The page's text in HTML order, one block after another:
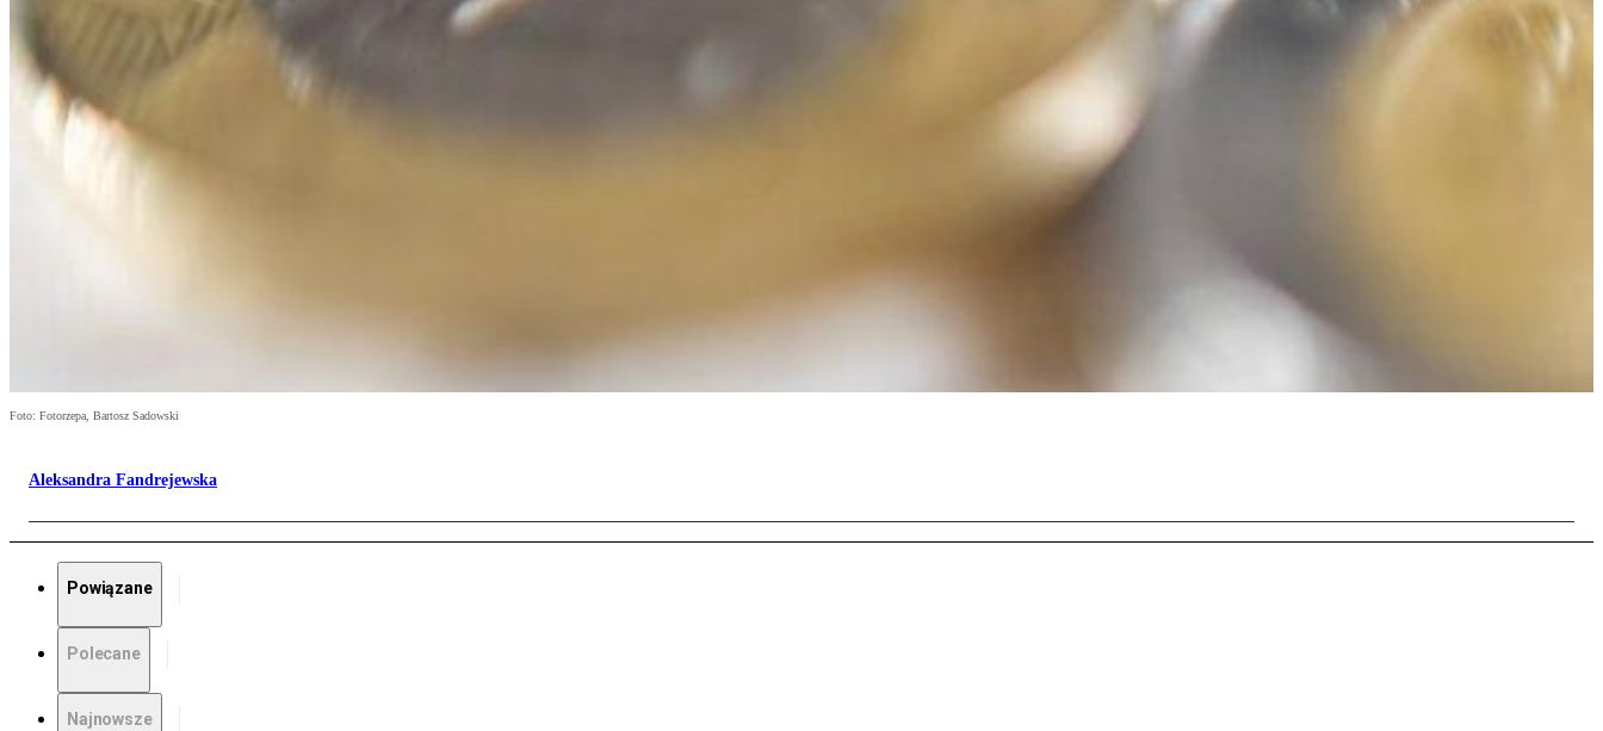
Foto: Fotorzepa, Bartosz Sadowski
Aleksandra Fandrejewska
Powiązane
Polecane
Najnowsze